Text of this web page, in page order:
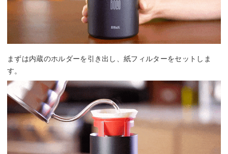
まずは内蔵のホルダーを引き出し、紙フィルターをセットしま
す。